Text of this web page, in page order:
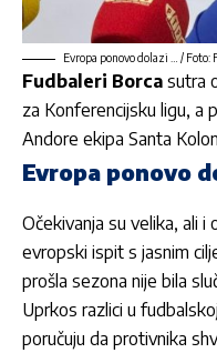
Evropa ponovo dolazi … / Foto:
Fudbaleri Borca sutra
za Konferencijsku ligu, a
Andore ekipa Santa
Evropa ponovo
Očekivanja su velika, ali i
evropski ispit s jasnim
prošla sezona nije bila
Uprkos razlici u
poručuju da protivnika